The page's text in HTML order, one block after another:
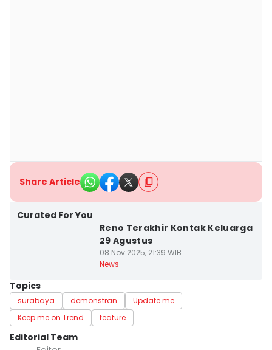
Share Article
Curated For You
Reno Terakhir Kontak Keluarga
29 Agustus
08 Nov 2025, 21:39 WIB
News
Topics
surabaya demonstran
Update me
Keep me on Trend
feature
Editorial Team